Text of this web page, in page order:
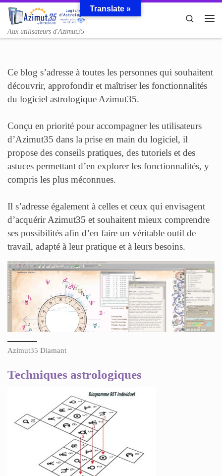
Passer au contenu
Aux utilisateurs d'Azimut35
Search
Ce blog s’adresse à toutes les personnes qui souhaitent
découvrir, approfondir et maîtriser les fonctionnalités
du logiciel astrologique Azimut35.
Conçu en priorité pour accompagner les utilisateurs
d’Azimut35 dans la prise en main du logiciel, il
propose des conseils pratiques, des tutoriels et des
astuces permettant d’en explorer les fonctionnalités, y
compris les plus méconnues.
Il s’adresse également à celles et ceux qui envisagent
d’acquérir Azimut35 et souhaitent mieux comprendre
ses possibilités afin d’en faire un véritable outil de
travail, adapté à leur pratique et à leurs besoins.
Azimut35 Diamant
Techniques astrologiques
Translate »